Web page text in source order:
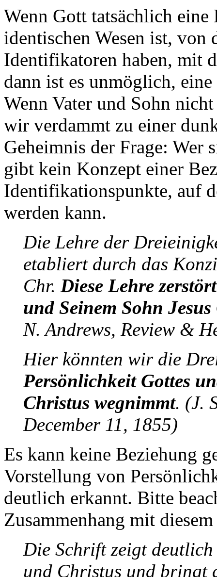
Wenn Gott tatsächlich
identischen Wesen ist,
Identifikatoren haben, mit
dann ist es unmöglich,
Wenn Vater und Sohn
wir verdammt zu einer
Geheimnis der Frage: Wer
gibt kein Konzept einer
Identifikationspunkte, auf
werden kann.
Die Lehre der
etabliert durch das
Chr. Diese Lehre
und Seinem Sohn
N. Andrews, Review &
Hier könnten wir die
Persönlichkeit Gottes
Christus wegnimmt. (J.
December 11, 1855)
Es kann keine Beziehung
Vorstellung von
deutlich erkannt. Bitte
Zusammenhang mit
Die Schrift zeigt
und Christus und bringt